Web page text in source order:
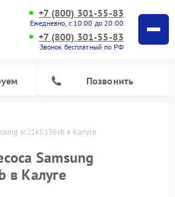
+7 (800) 301-55-83
Ежедневно, с 10:00 до 20:00
+7 (800) 301-55-83
Звонок бесплатный по РФ
Позвонить
sc21k5136vb в Калуге
Samsung
в Калуге